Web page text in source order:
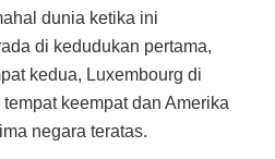
dunia ketika ini
di kedudukan pertama,
kedua, Luxembourg di
keempat dan Amerika
negara teratas.